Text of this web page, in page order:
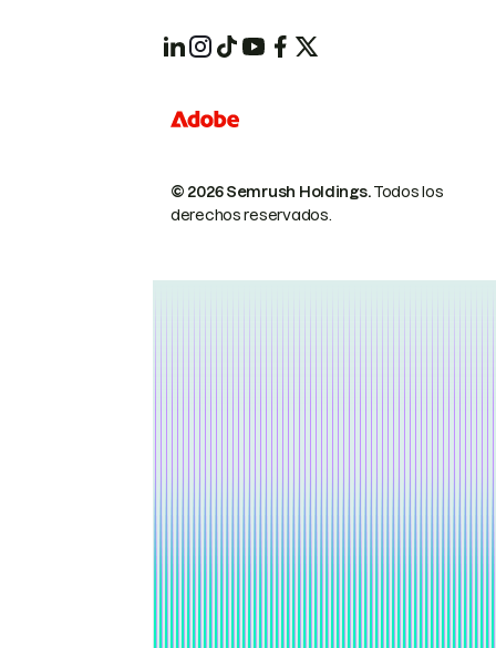
© 2026 Semrush Holdings.Todos los
derechos reservados.